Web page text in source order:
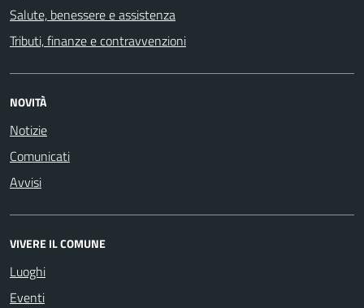
Salute, benessere e assistenza
Tributi, finanze e contravvenzioni
NOVITÀ
Notizie
Comunicati
Avvisi
VIVERE IL COMUNE
Luoghi
Eventi